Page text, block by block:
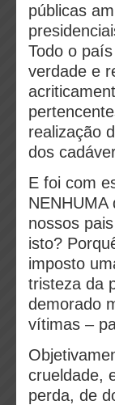
públicas
Todo o
verdade e
realização
dos
E foi com
nossos
isto?
imposto
tristeza da
demorado
vítimas –
crueldade,
perda, de